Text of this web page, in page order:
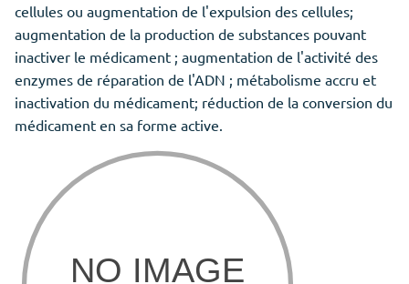
cellules ou augmentation de l'expulsion des cellules;
augmentation de la production de substances pouvant
inactiver le médicament ; augmentation de l'activité des
enzymes de réparation de l'ADN ; métabolisme accru et
inactivation du médicament; réduction de la conversion du
médicament en sa forme active.